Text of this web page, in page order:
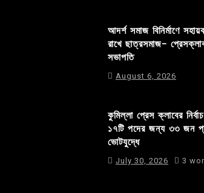
আদর্শ সমাজ বিনির্মাণে
রাখে ছাত্রসমাজ-
সভাপতি
August 6, 2026
কুমিল্লা প্রেস ক্লাবের
১৭টি পদের জন্য ৩৩ জন
ভোটযুদ্ধে
July 30, 2026 3